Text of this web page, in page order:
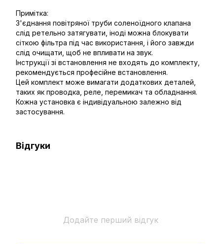
Примітка:
З'єднання повітряної труби соленоїдного клапана
слід ретельно затягувати, іноді можна блокувати
сіткою фільтра під час використання, і його завжди
слід очищати, щоб не впливати на звук.
Інструкції зі встановлення не входять до комплекту,
рекомендується професійне встановлення.
Цей комплект може вимагати додаткових деталей,
таких як проводка, реле, перемикач та обладнання.
Кожна установка є індивідуальною залежно від
застосування.
Відгуки
Додайте перший відгук